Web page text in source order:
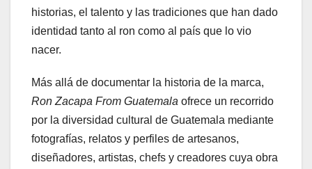
historias, el talento y las tradiciones que han dado
identidad tanto al ron como al país que lo vio
nacer.
Más allá de documentar la historia de la marca,
Ron Zacapa From Guatemala ofrece un recorrido
por la diversidad cultural de Guatemala mediante
fotografías, relatos y perfiles de artesanos,
diseñadores, artistas, chefs y creadores cuya obra